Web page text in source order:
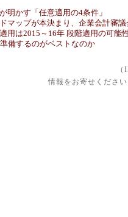
明かす「任意適用の4条件」
マップが本決まり、企業会計審
用は2015～16年 段階適用の可能
備するのがベストなのか
情報をお寄せください